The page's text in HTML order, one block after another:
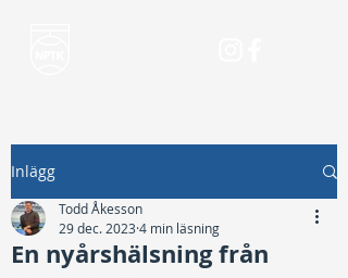
Inlägg
En nyårshälsning från
Todd Åkesson
29 dec. 2023 4 min läsning